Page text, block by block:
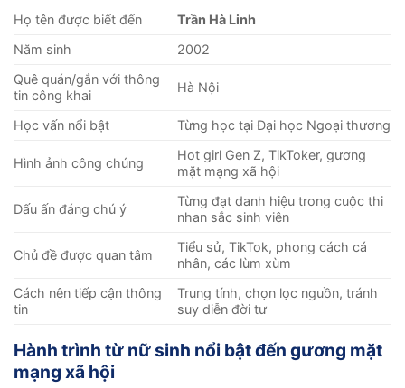
Họ tên được biết đến
Trần Hà Linh
Năm sinh
2002
Quê quán/gắn với thông
tin công khai
Hà Nội
Học vấn nổi bật Từng học tại Đại học Ngoại thương
Hình ảnh công chúng
Hot girl Gen Z, TikToker, gương
mặt mạng xã hội
Dấu ấn đáng chú ý
Từng đạt danh hiệu trong cuộc thi
nhan sắc sinh viên
Chủ đề được quan tâm
Tiểu sử, TikTok, phong cách cá
nhân, các lùm xùm
Cách nên tiếp cận thông
tin
Trung tính, chọn lọc nguồn, tránh
suy diễn đời tư
Hành trình từ nữ sinh nổi bật đến gương mặt
mạng xã hội